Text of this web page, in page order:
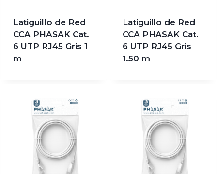
Latiguillo de Red
CCA PHASAK Cat.
6 UTP RJ45 Gris 1
m
Latiguillo de Red
CCA PHASAK Cat.
6 UTP RJ45 Gris
1.50 m